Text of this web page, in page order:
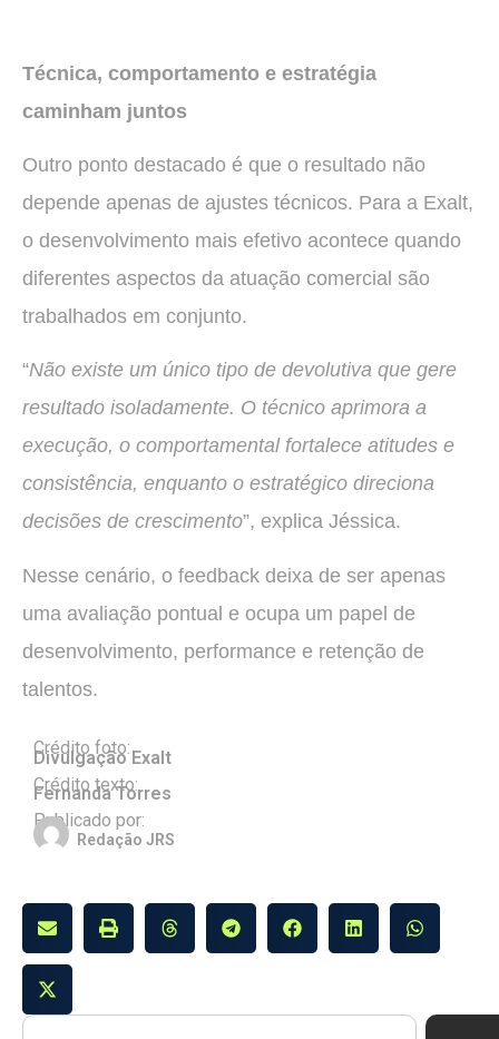
Técnica, comportamento e estratégia
caminham juntos
Outro ponto destacado é que o resultado não
depende apenas de ajustes técnicos. Para a Exalt,
o desenvolvimento mais efetivo acontece quando
diferentes aspectos da atuação comercial são
trabalhados em conjunto.
“Não existe um único tipo de devolutiva que gere
resultado isoladamente. O técnico aprimora a
execução, o comportamental fortalece atitudes e
consistência, enquanto o estratégico direciona
decisões de crescimento”, explica Jéssica.
Nesse cenário, o feedback deixa de ser apenas
uma avaliação pontual e ocupa um papel de
desenvolvimento, performance e retenção de
talentos.
Crédito foto:
Divulgação Exalt
Crédito texto:
Fernanda Torres
Publicado por:
Redação JRS